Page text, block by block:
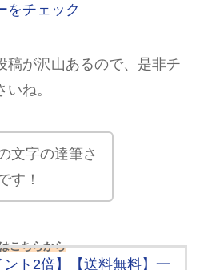
をチェック
稿が沢山あるので、是非チ
ね。
文字の達筆さ
す！
こちらから
ント2倍】【送料無料】一